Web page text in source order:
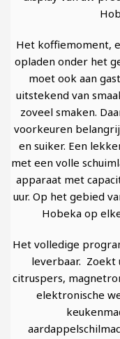
Het koffiemoment,
opladen onder het
moet ook aan
uitstekend van
zoveel smaken.
voorkeuren
en suiker. Een
met een volle
apparaat met
uur. Op het gebied
Hobeka op
Het volledige
leverbaar. Zoekt
citruspers,
elektronische